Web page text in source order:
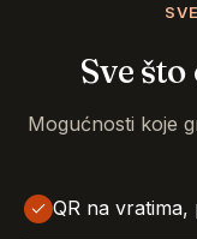
Sve
Mogućnosti koje
QR na